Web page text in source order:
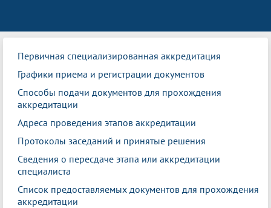
Первичная специализированная аккредитация
Графики приема и регистрации документов
Способы подачи документов для прохождения
аккредитации
Адреса проведения этапов аккредитации
Протоколы заседаний и принятые решения
Сведения о пересдаче этапа или аккредитации
специалиста
Список предоставляемых документов для прохождения
аккредитации